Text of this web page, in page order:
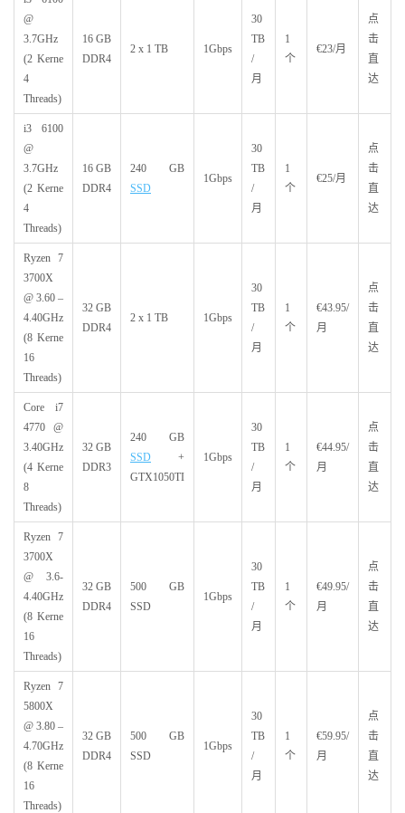
@
3.7GHz
(2 Kerne
4
Threads)
16 GB
DDR4
2 x 1 TB 1Gbps
30
TB
/
月
1
个
€23/月
点
击
直
达
i3 6100
@
3.7GHz
(2 Kerne
4
Threads)
16 GB
DDR4
240 GB
SSD
1Gbps
30
TB
/
月
1
个
€25/月
点
击
直
达
Ryzen 7
3700X
@ 3.60 –
4.40GHz
(8 Kerne
16
Threads)
32 GB
DDR4
2 x 1 TB 1Gbps
30
TB
/
月
1
个
€43.95/
月
点
击
直
达
Core i7
4770 @
3.40GHz
(4 Kerne
8
Threads)
32 GB
DDR3
240 GB
SSD +
GTX1050TI
1Gbps
30
TB
/
月
1
个
€44.95/
月
点
击
直
达
Ryzen 7
3700X
@ 3.6-
4.40GHz
(8 Kerne
16
Threads)
32 GB
DDR4
500 GB
SSD
1Gbps
30
TB
/
月
1
个
€49.95/
月
点
击
直
达
Ryzen 7
5800X
@ 3.80 –
4.70GHz
(8 Kerne
16
Threads)
32 GB
DDR4
500 GB
SSD
1Gbps
30
TB
/
月
1
个
€59.95/
月
点
击
直
达